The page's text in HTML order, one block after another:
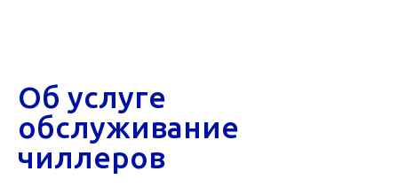
Об услуге
обслуживание
чиллеров